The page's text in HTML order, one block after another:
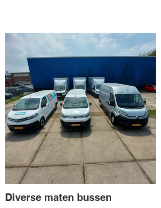
Diverse maten bussen